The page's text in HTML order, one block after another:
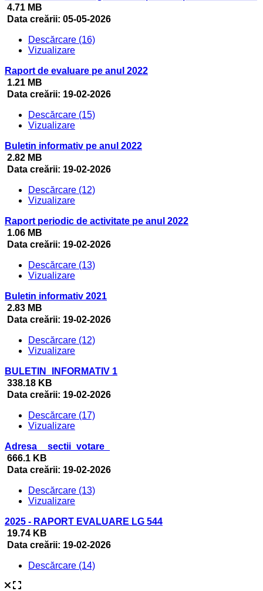
4.71 MB
Data creării: 05-05-2026
Descărcare (16)
Vizualizare
Raport de evaluare pe anul 2022
1.21 MB
Data creării: 19-02-2026
Descărcare (15)
Vizualizare
Buletin informativ pe anul 2022
2.82 MB
Data creării: 19-02-2026
Descărcare (12)
Vizualizare
Raport periodic de activitate pe anul 2022
1.06 MB
Data creării: 19-02-2026
Descărcare (13)
Vizualizare
Buletin informativ 2021
2.83 MB
Data creării: 19-02-2026
Descărcare (12)
Vizualizare
BULETIN_INFORMATIV 1
338.18 KB
Data creării: 19-02-2026
Descărcare (17)
Vizualizare
Adresa__sectii_votare_
666.1 KB
Data creării: 19-02-2026
Descărcare (13)
Vizualizare
2025 - RAPORT EVALUARE LG 544
19.74 KB
Data creării: 19-02-2026
Descărcare (14)